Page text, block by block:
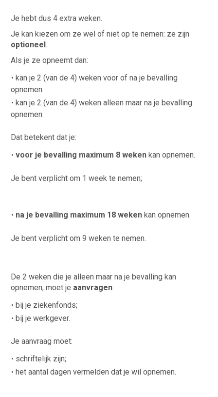
Je hebt dus 4 extra weken.
Je kan kiezen om ze wel of niet op te nemen: ze zijn
optioneel.
Als je ze opneemt dan:
kan je 2 (van de 4) weken voor of na je bevalling
opnemen.
kan je 2 (van de 4) weken alleen maar na je bevalling
opnemen.
Dat betekent dat je:
voor je bevalling maximum 8 weken kan opnemen.
Je bent verplicht om 1 week te nemen;
na je bevalling maximum 18 weken kan opnemen.
Je bent verplicht om 9 weken te nemen.
De 2 weken die je alleen maar na je bevalling kan
opnemen, moet je aanvragen:
bij je ziekenfonds;
bij je werkgever.
Je aanvraag moet:
schriftelijk zijn;
het aantal dagen vermelden dat je wil opnemen.